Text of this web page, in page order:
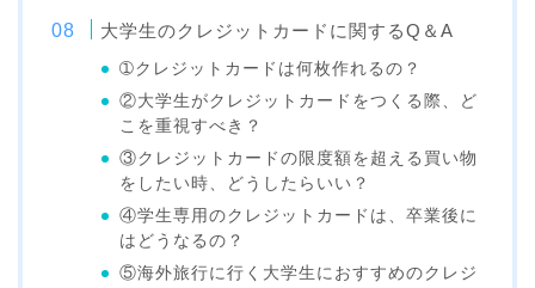
大学生のクレジットカードに関するQ＆A
➀クレジットカードは何枚作れるの？
②大学生がクレジットカードをつくる際、ど
こを重視すべき？
③クレジットカードの限度額を超える買い物
をしたい時、どうしたらいい？
④学生専用のクレジットカードは、卒業後に
はどうなるの？
⑤海外旅行に行く大学生におすすめのクレジ